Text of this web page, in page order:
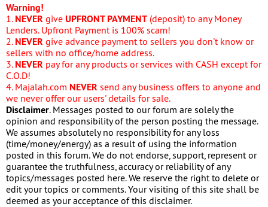
Warning!
1. NEVER give UPFRONT PAYMENT (deposit) to any Money
Lenders. Upfront Payment is 100% scam!
2. NEVER give advance payment to sellers you don't know or
sellers with no office/home address.
3. NEVER pay for any products or services with CASH except for
C.O.D!
4. Majalah.com NEVER send any business offers to anyone and
we never offer our users' details for sale.
Disclaimer. Messages posted to our forum are solely the
opinion and responsibility of the person posting the message.
We assumes absolutely no responsibility for any loss
(time/money/energy) as a result of using the information
posted in this forum. We do not endorse, support, represent or
guarantee the truthfulness, accuracy or reliability of any
topics/messages posted here. We reserve the right to delete or
edit your topics or comments. Your visiting of this site shall be
deemed as your acceptance of this disclaimer.